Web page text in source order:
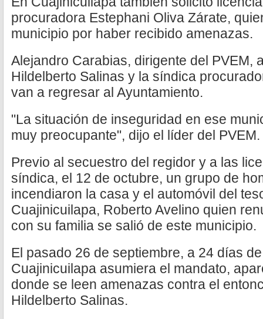
procuradora Estephani Oliva Zárate,
municipio por haber recibido amenazas.
Alejandro Carabias, dirigente del PVEM,
Hildelberto Salinas y la síndica
van a regresar al Ayuntamiento.
"La situación de inseguridad en ese
muy preocupante", dijo el líder del PVEM.
Previo al secuestro del regidor y a las
síndica, el 12 de octubre, un grupo de
incendiaron la casa y el automóvil del
Cuajinicuilapa, Roberto Avelino quien
con su familia se salió de este municipio.
El pasado 26 de septiembre, a 24 días
Cuajinicuilapa asumiera el mandato,
donde se leen amenazas contra el
Hildelberto Salinas.